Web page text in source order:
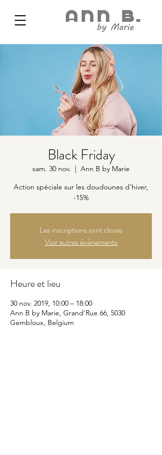
Black Friday
sam. 30 nov.
  |
Ann B by Marie
Action spéciale sur les doudounes d'hiver,
-15%
Les inscriptions sont closes
Voir autres événements
Heure et lieu
30 nov. 2019, 10:00 – 18:00
Ann B by Marie, Grand'Rue 66, 5030
Gembloux, Belgium